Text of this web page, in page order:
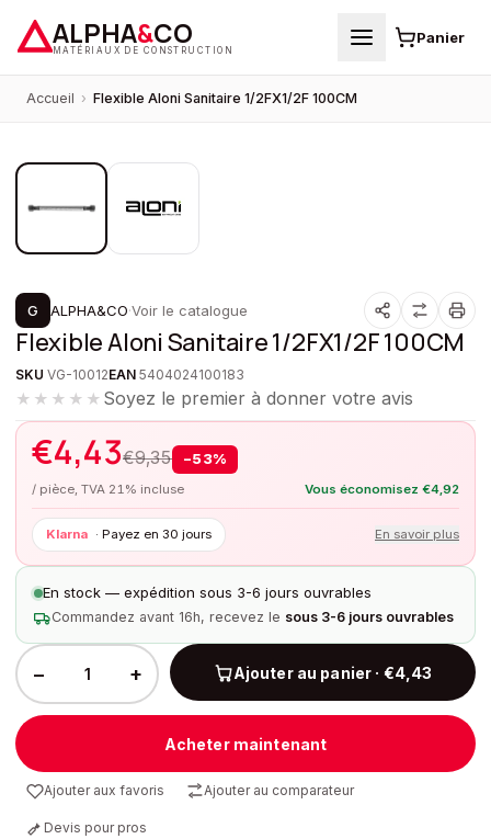
ALPHA&CO
MATÉRIAUX DE CONSTRUCTION
Panier
Accueil › Flexible Aloni Sanitaire 1/2FX1/2F 100CM
PROMOTION
G ALPHA&CO·Voir le catalogue
Flexible Aloni Sanitaire 1/2FX1/2F 100CM
SKU VG-10012EAN 5404024100183
★★★★★ Soyez le premier à donner votre avis
€4,43€9,35 −53%
/ pièce, TVA 21% incluse Vous économisez €4,92
Klarna · Payez en 30 jours En savoir plus
En stock — expédition sous 3-6 jours ouvrables
Commandez avant 16h, recevez le sous 3-6 jours ouvrables
− + Ajouter au panier · €4,43
Acheter maintenant
Ajouter aux favoris Ajouter au comparateur
Devis pour pros